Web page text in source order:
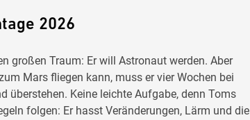
2026
großen Traum: Er will Astronaut werden. Aber
Mars fliegen kann, muss er vier Wochen bei
überstehen. Keine leichte Aufgabe, denn Toms
folgen: Er hasst Veränderungen, Lärm und die